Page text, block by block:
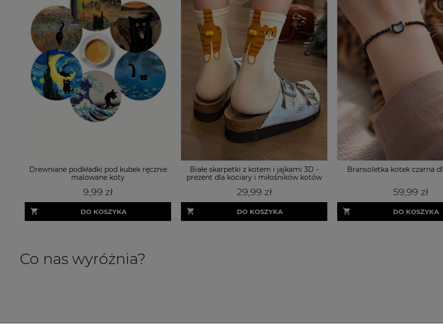
Drewniane podkładki pod kubek ręcznie
malowane koty
9,99 zł
DO KOSZYKA
Białe skarpetki z kotem i jajkami 3D -
prezent dla kociary i miłośników kotów
29,99 zł
DO KOSZYKA
Bransoletka kotek czarna
59,99 zł
DO KOSZYKA
Co nas wyróżnia?